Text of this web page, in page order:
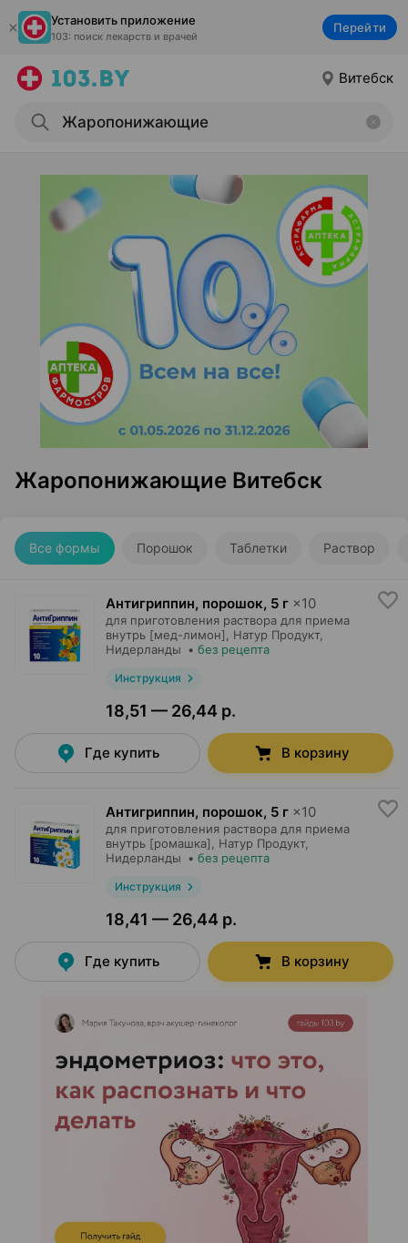
Установить приложение
103: поиск лекарств и врачей
Перейти
Витебск
Жаропонижающие Витебск
Все формы Порошок Таблетки Раствор
Антигриппин, порошок, 5 г ×10
для приготовления раствора для приема
внутрь [мед-лимон],
Натур Продукт,
Нидерланды • без рецепта
Инструкция
18,51 — 26,44 р.
Где купить В корзину
Антигриппин, порошок, 5 г ×10
для приготовления раствора для приема
внутрь [ромашка],
Натур Продукт,
Нидерланды • без рецепта
Инструкция
18,41 — 26,44 р.
Где купить В корзину